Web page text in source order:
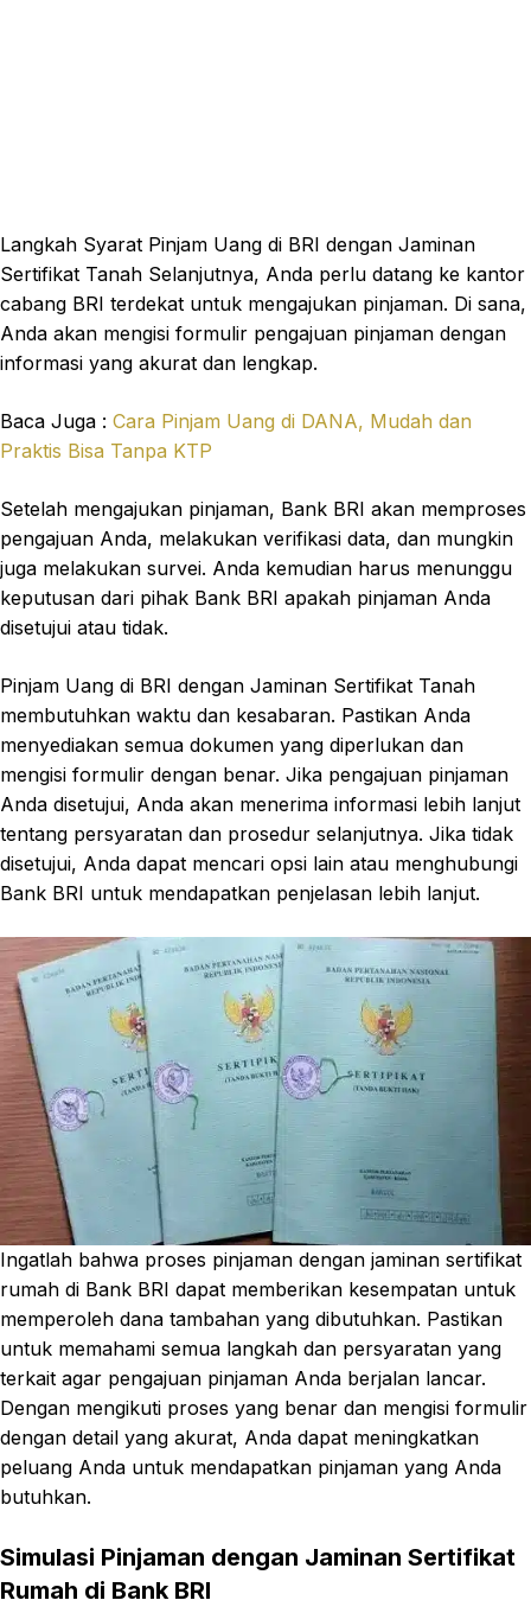
Langkah Syarat Pinjam Uang di BRI dengan Jaminan
Sertifikat Tanah Selanjutnya, Anda perlu datang ke kantor
cabang BRI terdekat untuk mengajukan pinjaman. Di sana,
Anda akan mengisi formulir pengajuan pinjaman dengan
informasi yang akurat dan lengkap.
Baca Juga : Cara Pinjam Uang di DANA, Mudah dan
Praktis Bisa Tanpa KTP
Setelah mengajukan pinjaman, Bank BRI akan memproses
pengajuan Anda, melakukan verifikasi data, dan mungkin
juga melakukan survei. Anda kemudian harus menunggu
keputusan dari pihak Bank BRI apakah pinjaman Anda
disetujui atau tidak.
Pinjam Uang di BRI dengan Jaminan Sertifikat Tanah
membutuhkan waktu dan kesabaran. Pastikan Anda
menyediakan semua dokumen yang diperlukan dan
mengisi formulir dengan benar. Jika pengajuan pinjaman
Anda disetujui, Anda akan menerima informasi lebih lanjut
tentang persyaratan dan prosedur selanjutnya. Jika tidak
disetujui, Anda dapat mencari opsi lain atau menghubungi
Bank BRI untuk mendapatkan penjelasan lebih lanjut.
Ingatlah bahwa proses pinjaman dengan jaminan sertifikat
rumah di Bank BRI dapat memberikan kesempatan untuk
memperoleh dana tambahan yang dibutuhkan. Pastikan
untuk memahami semua langkah dan persyaratan yang
terkait agar pengajuan pinjaman Anda berjalan lancar.
Dengan mengikuti proses yang benar dan mengisi formulir
dengan detail yang akurat, Anda dapat meningkatkan
peluang Anda untuk mendapatkan pinjaman yang Anda
butuhkan.
Simulasi Pinjaman dengan Jaminan Sertifikat
Rumah di Bank BRI